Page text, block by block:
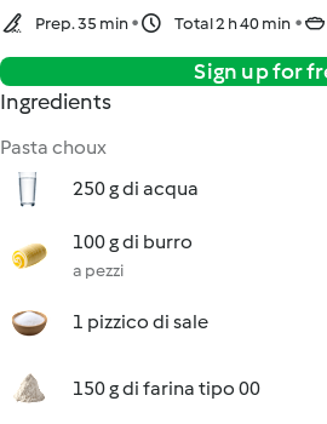
Prep. 35 min Total 2 h 40 min
Sign up for
Ingredients
Pasta choux
250 g di acqua
100 g di burro
a pezzi
1 pizzico di sale
150 g di farina tipo 00